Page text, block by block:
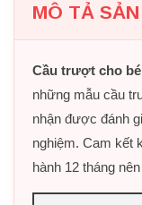
MÔ TẢ
Cầu trượt cho bé
những mẫu cầu
nhận được đánh
nghiệm. Cam kết
hành 12 tháng